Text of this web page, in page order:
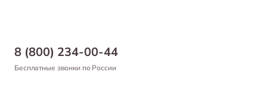
8 (800) 234-00-44
Бесплатные звонки по России
Самовывоз
Оформление заказа
Благотворительный фонд